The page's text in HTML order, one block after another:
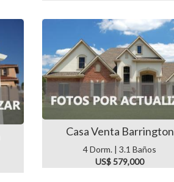
Casa Venta Barrington
4 Dorm. | 3.1 Baños
US$ 579,000